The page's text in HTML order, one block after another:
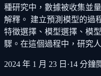
種研究中，數據被收集並
解釋。 建立預測模型的過
特徵選擇、模型選擇、模
驟。在這個過程中，研究
2024 年 1 月 23 日 ·14 分鐘